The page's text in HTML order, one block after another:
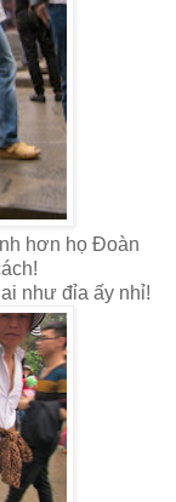
hơn họ Đoàn
như đỉa ấy nhỉ!